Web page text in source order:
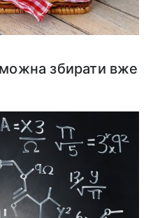
збирати вже